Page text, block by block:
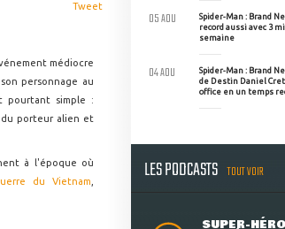
Tweet
médiocre
personnage au
pourtant simple :
porteur alien et
à l'époque où
du Vietnam
Spider-Man : Brand
record aussi avec 3
semaine
05 AOU
Spider-Man : Brand
de Destin Daniel
office en un temps
04 AOU
LES PODCASTS TOUT VOIR
SUPER-